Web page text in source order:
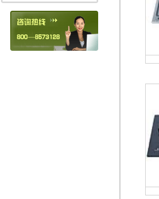
一体吊顶照明模块
一体吊顶换气模块
MP3模块
300*450精品板材
LED灯
炫彩系列
经典系列